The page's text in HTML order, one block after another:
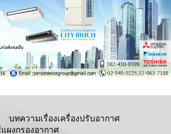
บทความเรื่องเครื่องปรับอากาศ
ผงกรองอากาศ